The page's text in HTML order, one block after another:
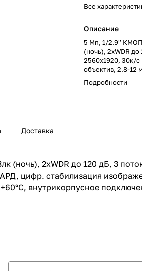
Все
Описание
5 Мп, 1/2.9'' КМОП
(ночь), 2xWDR
2560x1920, 30к/c
объектив, 2.8-12
12B/PoE,
Подробности
Доставка
2xWDR до 120 дБ, 3
цифр. стабилизация
внутрикорпусное